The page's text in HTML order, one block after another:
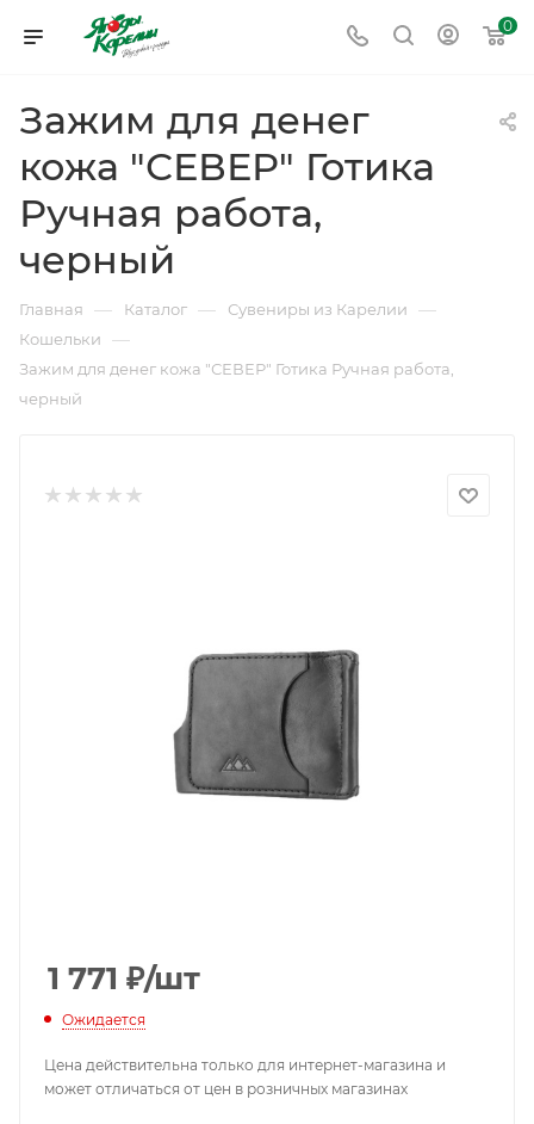
0
Зажим для денег
кожа "СЕВЕР" Готика
Ручная работа,
черный
Главная — Каталог — Сувениры из Карелии —
Кошельки —
Зажим для денег кожа "СЕВЕР" Готика Ручная работа,
черный
1 771 ₽/шт
Ожидается
Цена действительна только для интернет-магазина и
может отличаться от цен в розничных магазинах